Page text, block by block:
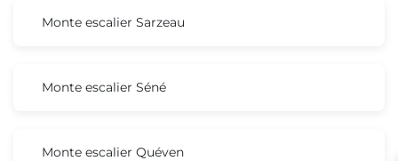
Monte escalier Sarzeau
Monte escalier Séné
Monte escalier Quéven